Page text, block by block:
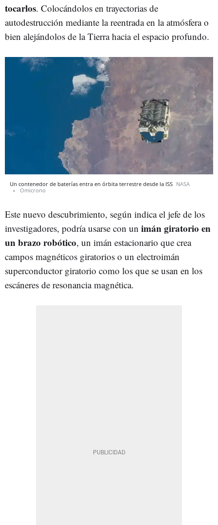
tocarlos. Colocándolos en trayectorias de
autodestrucción mediante la reentrada en la atmósfera o
bien alejándolos de la Tierra hacia el espacio profundo.
Un contenedor de baterías entra en órbita terrestre desde la ISS NASA
Omicrono
Este nuevo descubrimiento, según indica el jefe de los
investigadores, podría usarse con un imán giratorio en
un brazo robótico, un imán estacionario que crea
campos magnéticos giratorios o un electroimán
superconductor giratorio como los que se usan en los
escáneres de resonancia magnética.